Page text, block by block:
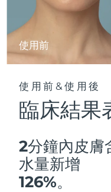
使用前
使用前&使用後
臨床結果
2分鐘內皮膚
水量新增
126%。
FOREO APP
關於我們
哈薩克
科威特
盧森堡
中國澳門特別行政區